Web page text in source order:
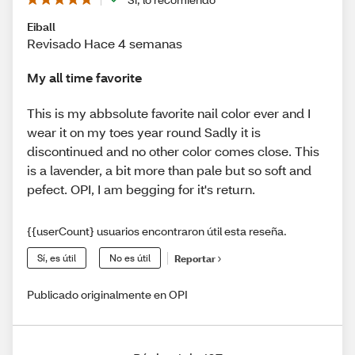
Eiball
Revisado Hace 4 semanas
My all time favorite
This is my abbsolute favorite nail color ever and I
wear it on my toes year round Sadly it is
discontinued and no other color comes close. This
is a lavender, a bit more than pale but so soft and
pefect. OPI, I am begging for it's return.
{{userCount} usuarios encontraron útil esta reseña.
Sí, es útil No es útil Reportar
Publicado originalmente en OPI